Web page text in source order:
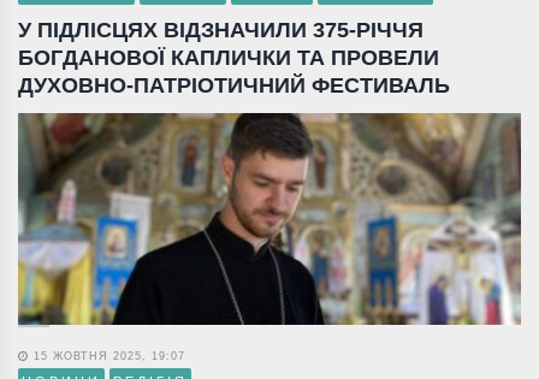
У ПІДЛІСЦЯХ ВІДЗНАЧИЛИ 375-РІЧЧЯ
БОГДАНОВОЇ КАПЛИЧКИ ТА ПРОВЕЛИ
ДУХОВНО-ПАТРІОТИЧНИЙ ФЕСТИВАЛЬ
15 ЖОВТНЯ 2025, 19:07